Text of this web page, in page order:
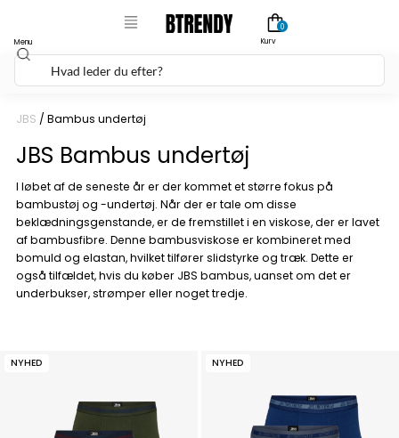
indholdet
Menu
0
Kurv
JBS / Bambus undertøj
JBS Bambus undertøj
I løbet af de seneste år er der kommet et større fokus på
bambustøj og -undertøj. Når der er tale om disse
beklædningsgenstande, er de fremstillet i en viskose, der er lavet
af bambusfibre. Denne bambusviskose er kombineret med
bomuld og elastan, hvilket tilfører slidstyrke og træk. Dette er
også tilfældet, hvis du køber JBS bambus, uanset om det er
underbukser,strømpereller noget tredje.
NYHED NYHED